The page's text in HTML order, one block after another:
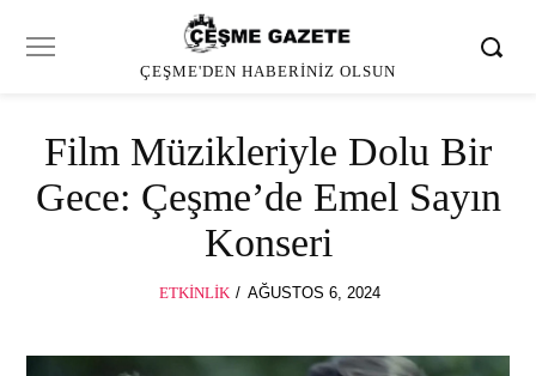
ÇEŞME'DEN HABERINIZ OLSUN
Film Müzikleriyle Dolu Bir
Gece: Çeşme’de Emel Sayın
Konseri
ETKINLIK
POSTED
AĞUSTOS 6, 2024AĞUSTOS